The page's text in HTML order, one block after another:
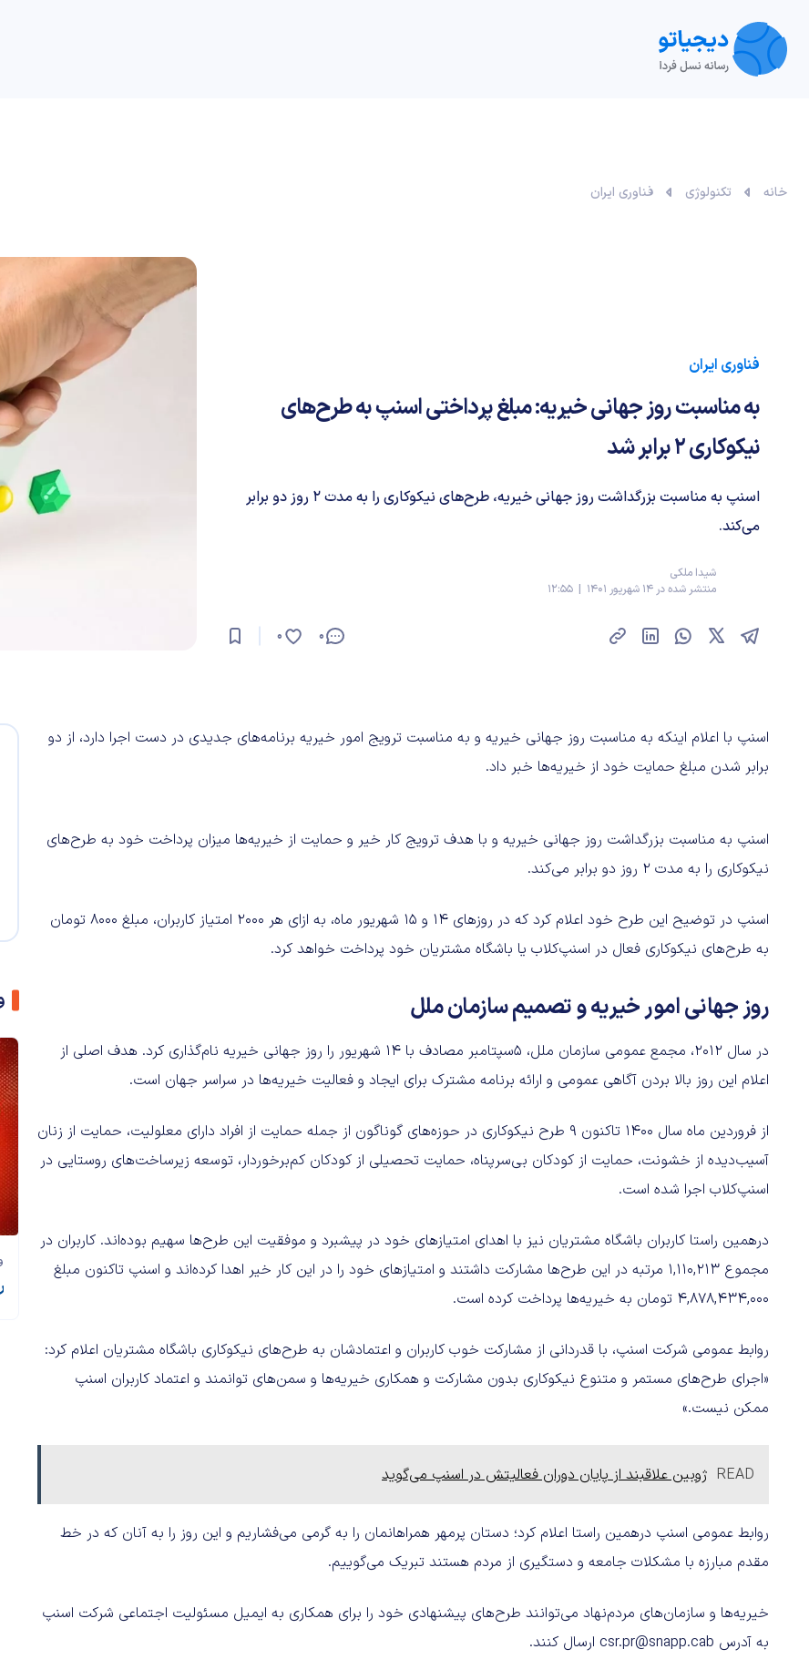
تکنولوژی خودرو
خانه تکنولوژی فناوری ایران
فناوری ایران
به مناسبت روز جهانی خیریه: مبلغ پرداختی اسنپ به طرح‌های
نیکوکاری 2 برابر شد
اسنپ به مناسبت بزرگداشت روز جهانی خیریه، طرح‌های نیکوکاری را به مدت 2 روز دو برابر
می‌کند.
شیدا ملکی
منتشر شده در 14 شهریور 1401 | 12:55
0
0
اسنپ با اعلام اینکه به مناسبت روز جهانی خیریه و به مناسبت ترویج امور خیریه برنامه‌های جدیدی در دست اجرا دارد، از دو
برابر شدن مبلغ حمایت خود از خیریه‌ها خبر داد.
اسنپ به مناسبت بزرگداشت روز جهانی خیریه و با هدف ترویج کار خیر و حمایت از خیریه‌ها میزان پرداخت خود به طرح‌های
نیکوکاری را به مدت 2 روز دو برابر می‌کند.
اسنپ در توضیح این طرح خود اعلام کرد که در روزهای 14 و 15 شهریور ماه، به ازای هر 2000 امتیاز کاربران، مبلغ 8000 تومان
به طرح‌های نیکوکاری فعال در اسنپ‌کلاب یا باشگاه مشتریان خود پرداخت خواهد کرد.
روز جهانی امور خیریه و تصمیم سازمان ملل
در سال 2012، مجمع عمومی سازمان ملل، 5سپتامبر مصادف با 14 شهریور را روز جهانی خیریه نام‌گذاری کرد. هدف اصلی از
اعلام این روز بالا بردن آگاهی عمومی و ارائه برنامه مشترک برای ایجاد و فعالیت خیریه‌ها در سراسر جهان است.
از فروردین ماه سال 1400 تاکنون 9 طرح نیکوکاری در حوزه‌های گوناگون از جمله حمایت از افراد دارای معلولیت، حمایت از زنان
آسیب‌دیده از خشونت، حمایت از کودکان بی‌سرپناه، حمایت تحصیلی از کودکان کم‌برخوردار، توسعه زیرساخت‌های روستایی در
اسنپ‌کلاب اجرا شده است.
درهمین راستا کاربران باشگاه مشتریان نیز با اهدای امتیازهای خود در پیشبرد و موفقیت این طرح‌ها سهیم بوده‌اند. کاربران در
مجموع 1,110,213 مرتبه در این طرح‌ها مشارکت داشتند و امتیازهای خود را در این کار خیر اهدا کرده‌اند و اسنپ تاکنون مبلغ
4,878,434,000 تومان به خیریه‌ها پرداخت کرده است.
روابط عمومی شرکت اسنپ، با قدردانی از مشارکت خوب کاربران و اعتمادشان به طرح‌های نیکوکاری باشگاه مشتریان اعلام کرد:
«اجرای طرح‌های مستمر و متنوع نیکوکاری بدون مشارکت و همکاری خیریه‌ها و سمن‌های توانمند و اعتماد کاربران‌ اسنپ
ممکن نیست.»
READ ژوبین علاقبند از پایان دوران فعالیتش در اسنپ می‌گوید
روابط عمومی اسنپ درهمین راستا اعلام کرد؛ دستان پرمهر همراهانمان را به گرمی می‌فشاریم و این روز را به آنان که در خط
مقدم مبارزه با مشکلات جامعه و دستگیری از مردم هستند تبریک می‌گوییم.
خیریه‌ها و سازمان‌های مردم‌نهاد می‌توانند طرح‌های پیشنهادی خود را برای همکاری به ایمیل مسئولیت اجتماعی شرکت اسنپ
به آدرس csr.pr@snapp.cab ارسال کنند.